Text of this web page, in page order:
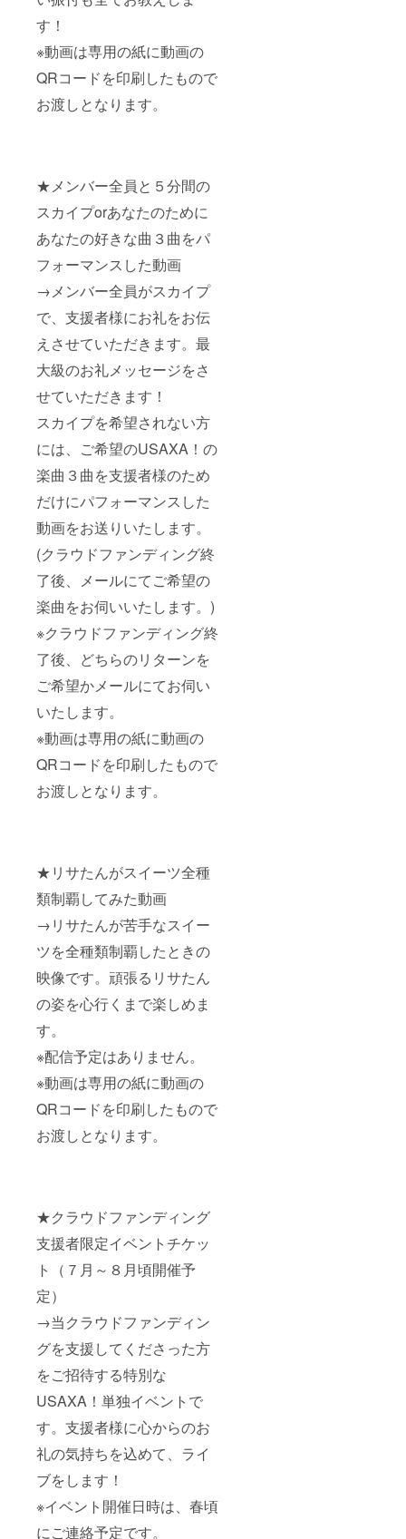
す！
※動画は専用の紙に動画の
QRコードを印刷したもので
お渡しとなります。
★メンバー全員と５分間の
スカイプorあなたのために
あなたの好きな曲３曲をパ
フォーマンスした動画
→メンバー全員がスカイプ
で、支援者様にお礼をお伝
えさせていただきます。最
大級のお礼メッセージをさ
せていただきます！
スカイプを希望されない方
には、ご希望のUSAXA！の
楽曲３曲を支援者様のため
だけにパフォーマンスした
動画をお送りいたします。
(クラウドファンディング終
了後、メールにてご希望の
楽曲をお伺いいたします。)
※クラウドファンディング終
了後、どちらのリターンを
ご希望かメールにてお伺い
いたします。
※動画は専用の紙に動画の
QRコードを印刷したもので
お渡しとなります。
★リサたんがスイーツ全種
類制覇してみた動画
→リサたんが苦手なスイー
ツを全種類制覇したときの
映像です。頑張るリサたん
の姿を心行くまで楽しめま
す。
※配信予定はありません。
※動画は専用の紙に動画の
QRコードを印刷したもので
お渡しとなります。
★クラウドファンディング
支援者限定イベントチケッ
ト（７月～８月頃開催予
定）
→当クラウドファンディン
グを支援してくださった方
をご招待する特別な
USAXA！単独イベントで
す。支援者様に心からのお
礼の気持ちを込めて、ライ
ブをします！
※イベント開催日時は、春頃
にご連絡予定です。